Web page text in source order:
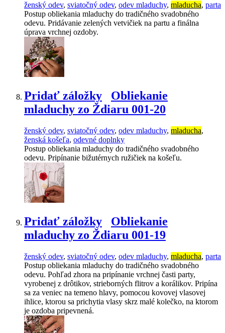
ženský odev, sviatočný odev, odev mladuchy, mladucha, parta
Postup obliekania mladuchy do tradičného svadobného
odevu. Pridávanie zelených vetvičiek na partu a finálna
úprava vrchnej ozdoby.
Pridať záložky
Obliekanie
mladuchy zo Ždiaru 001-20
ženský odev, sviatočný odev, odev mladuchy, mladucha,
ženská košeľa, odevné doplnky
Postup obliekania mladuchy do tradičného svadobného
odevu. Pripínanie bižutérnych ružičiek na košeľu.
Pridať záložky
Obliekanie
mladuchy zo Ždiaru 001-19
ženský odev, sviatočný odev, odev mladuchy, mladucha, parta
Postup obliekania mladuchy do tradičného svadobného
odevu. Pohľad zhora na pripínanie vrchnej časti party,
vyrobenej z drôtikov, strieborných flitrov a korálikov. Pripína
sa za veniec na temeno hlavy, pomocou kovovej vlasovej
ihlice, ktorou sa prichytia vlasy skrz malé kolečko, na ktorom
je ozdoba pripevnená.